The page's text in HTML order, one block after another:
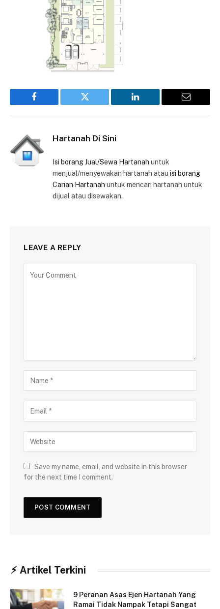
Facebook Twitter LinkedIn Email
Hartanah Di Sini
Isi borang Jual/Sewa Hartanah untuk
menjual/menyewakan hartanah atau isi borang
Carian Hartanah untuk mencari hartanah untuk
dijual atau disewakan.
LEAVE A REPLY
Save my name, email, and website in this browser
for the next time I comment.
⚡︎ Artikel Terkini
9 Peranan Asas Ejen Hartanah Yang
Ramai Tidak Nampak Tetapi Sangat